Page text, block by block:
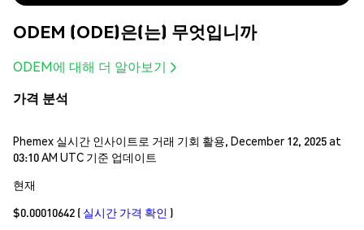
ODEM (ODE)은(는) 무엇입니까
ODEM에 대해 더 알아보기
가격 분석
Phemex 실시간 인사이트로 거래 기회 활용, December 12, 2025 at
03:10 AM UTC 기준 업데이트
현재
$0.00010642 ( 실시간 가격 확인 )